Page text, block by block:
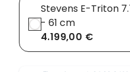
Stevens E-Triton
- 61 cm
4.199,00 €